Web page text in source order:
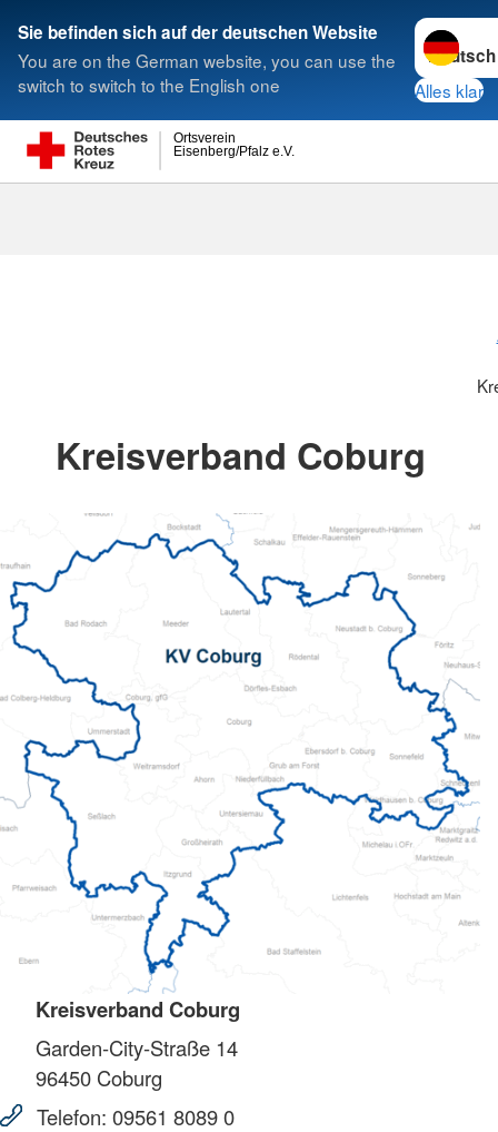
Sie befinden sich auf der deutschen Website
You are on the German website, you can use the
switch to switch to the English one
Sprache
Alles klar
Eisenberg/Pfalz e.V.
Ortsverein
Suche
Kreisverband Coburg
Kreisverband Coburg
Garden-City-Straße 14
96450 Coburg
Telefon: 09561 8089 0